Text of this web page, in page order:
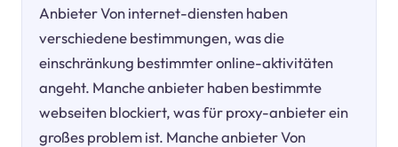
Anbieter Von internet-diensten haben
verschiedene bestimmungen, was die
einschränkung bestimmter online-aktivitäten
angeht. Manche anbieter haben bestimmte
webseiten blockiert, was für proxy-anbieter ein
großes problem ist. Manche anbieter Von